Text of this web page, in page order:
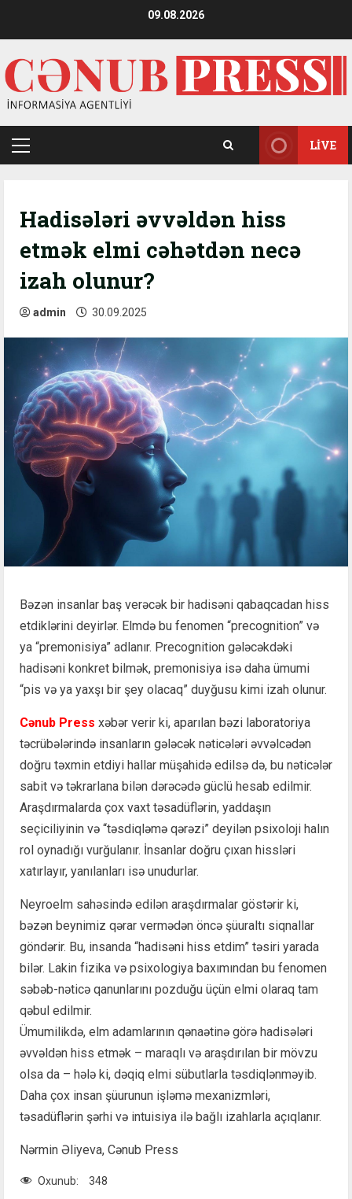
09.08.2026
Primary
LIVE
Hadisələri əvvəldən hiss
etmək elmi cəhətdən necə
izah olunur?
admin 30.09.2025
Bəzən insanlar baş verəcək bir hadisəni qabaqcadan hiss
etdiklərini deyirlər. Elmdə bu fenomen “precognition” və
ya “premonisiya” adlanır. Precognition gələcəkdəki
hadisəni konkret bilmək, premonisiya isə daha ümumi
“pis və ya yaxşı bir şey olacaq” duyğusu kimi izah olunur.
Cənub Press xəbər verir ki, aparılan bəzi laboratoriya
təcrübələrində insanların gələcək nəticələri əvvəlcədən
doğru təxmin etdiyi hallar müşahidə edilsə də, bu nəticələr
sabit və təkrarlana bilən dərəcədə güclü hesab edilmir.
Araşdırmalarda çox vaxt təsadüflərin, yaddaşın
seçiciliyinin və “təsdiqləmə qərəzi” deyilən psixoloji halın
rol oynadığı vurğulanır. İnsanlar doğru çıxan hissləri
xatırlayır, yanılanları isə unudurlar.
Neyroelm sahəsində edilən araşdırmalar göstərir ki,
bəzən beynimiz qərar vermədən öncə şüuraltı siqnallar
göndərir. Bu, insanda “hadisəni hiss etdim” təsiri yarada
bilər. Lakin fizika və psixologiya baxımından bu fenomen
səbəb-nəticə qanunlarını pozduğu üçün elmi olaraq tam
qəbul edilmir.
Ümumilikdə, elm adamlarının qənaətinə görə hadisələri
əvvəldən hiss etmək – maraqlı və araşdırılan bir mövzu
olsa da – hələ ki, dəqiq elmi sübutlarla təsdiqlənməyib.
Daha çox insan şüurunun işləmə mexanizmləri,
təsadüflərin şərhi və intuisiya ilə bağlı izahlarla açıqlanır.
Nərmin Əliyeva, Cənub Press
Oxunub: 348